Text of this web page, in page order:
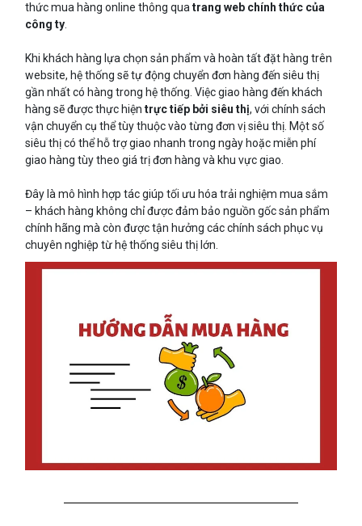
thức mua hàng online thông qua trang web chính thức của
công ty
Khi khách hàng lựa chọn sản phẩm và hoàn tất đặt hàng trên
website, hệ thống sẽ tự động chuyển đơn hàng đến siêu thị
gần nhất có hàng trong hệ thống. Việc giao hàng đến khách
hàng sẽ được thực hiện trực tiếp bởi siêu thị, với chính sách
vận chuyển cụ thể tùy thuộc vào từng đơn vị siêu thị. Một số
siêu thị có thể hỗ trợ giao nhanh trong ngày hoặc miễn phí
giao hàng tùy theo giá trị đơn hàng và khu vực giao.
Đây là mô hình hợp tác giúp tối ưu hóa trải nghiệm mua sắm
– khách hàng không chỉ được đảm bảo nguồn gốc sản phẩm
chính hãng mà còn được tận hưởng các chính sách phục vụ
chuyên nghiệp từ hệ thống siêu thị lớn.